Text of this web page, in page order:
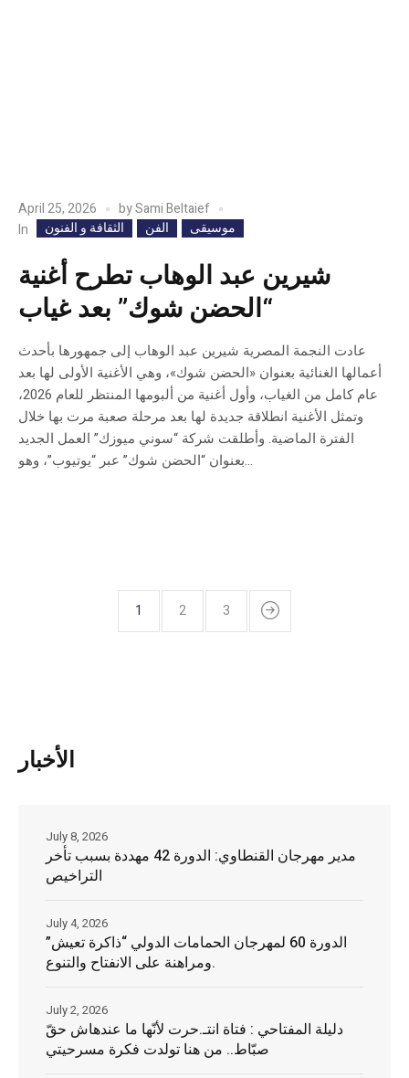
April 25, 2026 bySami Beltaief
In
الثقافة و الفنون الفن موسيقى
شيرين عبد الوهاب تطرح أغنية
“الحضن شوك” بعد غياب
عادت النجمة المصرية شيرين عبد الوهاب إلى جمهورها بأحدث
أعمالها الغنائية بعنوان «الحضن شوك»، وهي الأغنية الأولى لها بعد
عام كامل من الغياب، وأول أغنية من ألبومها المنتظر للعام 2026،
وتمثل الأغنية انطلاقة جديدة لها بعد مرحلة صعبة مرت بها خلال
الفترة الماضية. وأطلقت شركة “سوني ميوزك” العمل الجديد
بعنوان “الحضن شوك” عبر “يوتيوب”، وهو...
1 2 3
الأخبار
مدير مهرجان القنطاوي: الدورة 42 مهددة بسبب تأخر
التراخيص
July 8, 2026
الدورة 60 لمهرجان الحمامات الدولي “ذاكرة تعيش”
ومراهنة على الانفتاح والتنوع.
July 4, 2026
دليلة المفتاحي : فتاة انتـ.حرت لأنّها ما عندهاش حقّ
صبّاط.. من هنا تولدت فكرة مسرحيتي
July 2, 2026